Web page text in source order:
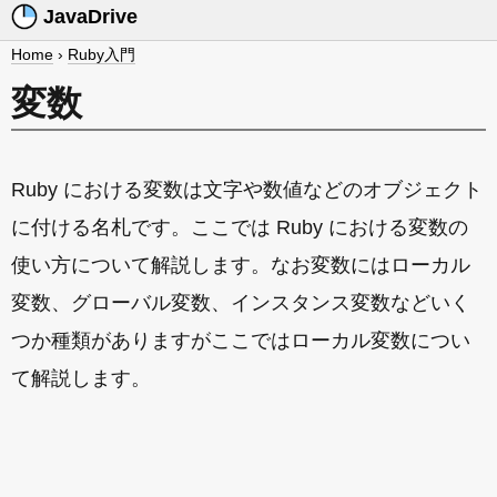
JavaDrive
Home › Ruby入門
変数
Ruby における変数は文字や数値などのオブジェクト
に付ける名札です。ここでは Ruby における変数の
使い方について解説します。なお変数にはローカル
変数、グローバル変数、インスタンス変数などいく
つか種類がありますがここではローカル変数につい
て解説します。